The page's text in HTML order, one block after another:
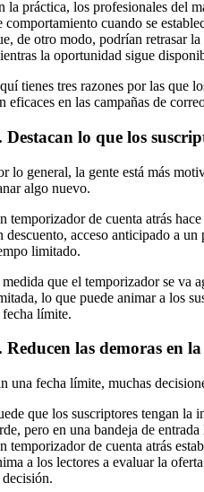
la práctica, los profesionales del
comportamiento cuando se
de otro modo, podrían retrasar
la oportunidad sigue
tienes tres razones por las que
eficaces en las campañas de
Destacan lo que los
lo general, la gente está más
algo nuevo.
temporizador de cuenta atrás
descuento, acceso anticipado a
limitado.
que el temporizador se va
lo que puede animar a los
fecha límite.
Reducen las demoras en
una fecha límite, muchas
que los suscriptores tengan la
pero en una bandeja de
temporizador de cuenta atrás
a los lectores a evaluar la
decisión.